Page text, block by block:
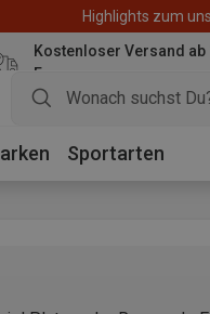
Highlights zum
Kostenloser Versand ab
Euro
Sportarten